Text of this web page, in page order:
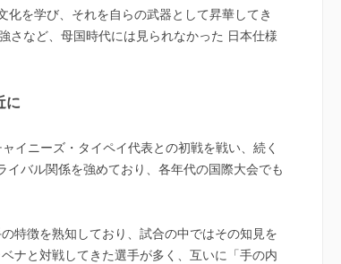
を学び、それを自らの武器として昇華してき
さなど、母国時代には見られなかった 日本仕様
に
イニーズ・タイペイ代表との初戦を戦い、続く
バル関係を強めており、各年代の国際大会でも
特徴を熟知しており、試合の中ではその知見を
ナと対戦してきた選手が多く、互いに「手の内